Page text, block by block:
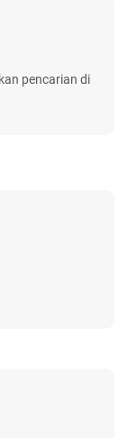
pencarian di